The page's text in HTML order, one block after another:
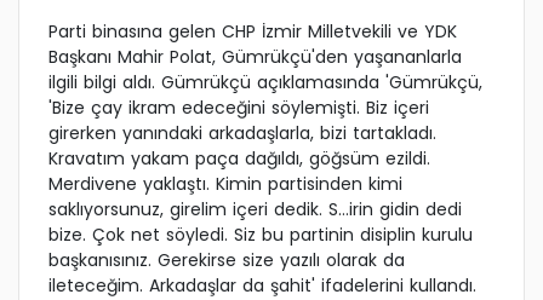
Parti binasına gelen CHP İzmir Milletvekili ve YDK
Başkanı Mahir Polat, Gümrükçü'den yaşananlarla
ilgili bilgi aldı. Gümrükçü açıklamasında 'Gümrükçü,
'Bize çay ikram edeceğini söylemişti. Biz içeri
girerken yanındaki arkadaşlarla, bizi tartakladı.
Kravatım yakam paça dağıldı, göğsüm ezildi.
Merdivene yaklaştı. Kimin partisinden kimi
saklıyorsunuz, girelim içeri dedik. S…irin gidin dedi
bize. Çok net söyledi. Siz bu partinin disiplin kurulu
başkanısınız. Gerekirse size yazılı olarak da
ileteceğim. Arkadaşlar da şahit' ifadelerini kullandı.